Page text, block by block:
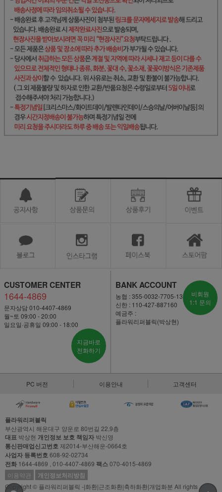
CUSTOMER CENTER
1644-4869
문자상담 010-4407-4869
월~토 09:00 - 20:00
일요일·공휴일 09:00 - 18:00
지금바로
전화하기
BANK ACCOUNT
농협 : 355-0032-7705-13
신한 : 110-427-887160
예금주 :
플라워리퍼블릭(박상현)
비회원
1:1 문의
PC 버전 이용안내 고객센터
플라워리퍼블릭
부산광역시 해운대구 양운로 80번길 22,9층
대표 박상현 개인정보 보호 책임자 박신영
통신판매업신고번호제2014-부산해운-0664호
사업자 등록번호608-92-02734
전화 1644-4869 , 010-4407-4869 팩스070-4015-4869
이용약관
개인정보처리방침
Copyright © 플라워리퍼블릭 -|화환|근조화환|축하화환|개업화분 All rights